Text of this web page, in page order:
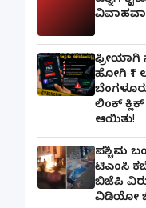
ಫ್ರೀಯಾಗಿ
ಹೋಗಿ ₹1
ಬೆಂಗಳೂರು
ಲಿಂಕ್ ಕ್ಲಿಕ್
ಆಯಿತು!
ಪಶ್ಚಿಮ
ಟಿಎಂಸಿ
ಬಿಜೆಪಿ
ವಿಡಿಯೋ